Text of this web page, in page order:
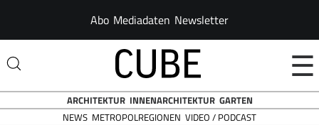
Abo Mediadaten Newsletter
☰
ARCHITEKTUR INNENARCHITEKTUR GARTEN
NEWS METROPOLREGIONEN VIDEO / PODCAST